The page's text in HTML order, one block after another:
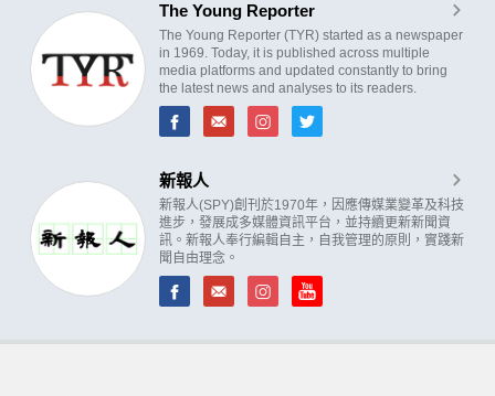
The Young Reporter
The Young Reporter (TYR) started as a newspaper
in 1969. Today, it is published across multiple
media platforms and updated constantly to bring
the latest news and analyses to its readers.
新報人
新報人(SPY)創刊於1970年，因應傳媒業變革及科技
進步，發展成多媒體資訊平台，並持續更新新聞資
訊。新報人奉行編輯自主，自我管理的原則，實踐新
聞自由理念。